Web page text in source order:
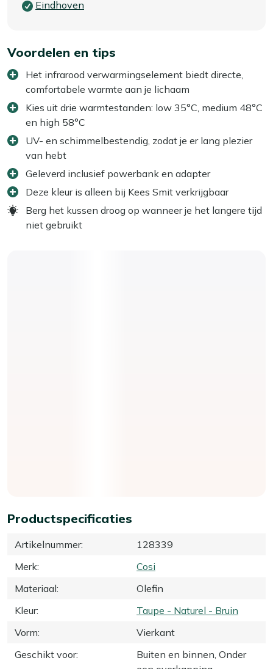
Productspecificaties
Artikelnummer:
128339
Merk:
Cosi
Materiaal:
Olefin
Kleur:
Taupe - Naturel - Bruin
Vorm:
Vierkant
Geschikt voor:
Buiten en binnen, Onder
Eindhoven
Voordelen en tips
Het infrarood verwarmingselement biedt directe,
comfortabele warmte aan je lichaam
Kies uit drie warmtestanden: low 35°C, medium 48°C
en high 58°C
UV- en schimmelbestendig, zodat je er lang plezier
van hebt
Geleverd inclusief powerbank en adapter
Deze kleur is alleen bij Kees Smit verkrijgbaar
Berg het kussen droog op wanneer je het langere tijd
niet gebruikt